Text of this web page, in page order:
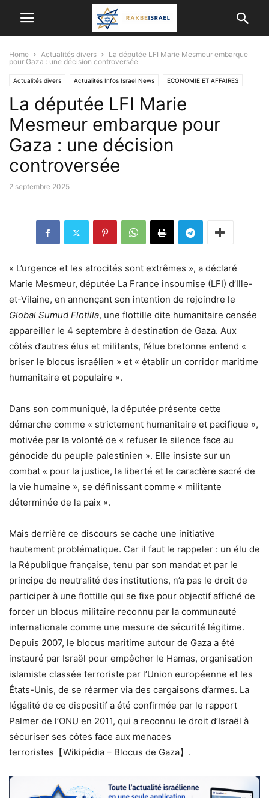
Home Actualités divers
La députée LFI Marie Mesmeur embarque
pour Gaza : une décision controversée
Actualités divers Actualités Infos Israel News ECONOMIE ET ​​AFFAIRES
La députée LFI Marie
Mesmeur embarque pour
Gaza : une décision
controversée
2 septembre 2025
« L’urgence et les atrocités sont extrêmes », a déclaré
Marie Mesmeur, députée La France insoumise (LFI) d’Ille-
et-Vilaine, en annonçant son intention de rejoindre le
Global Sumud Flotilla, une flottille dite humanitaire censée
appareiller le 4 septembre à destination de Gaza. Aux
côtés d’autres élus et militants, l’élue bretonne entend «
briser le blocus israélien » et « établir un corridor maritime
humanitaire et populaire ».
Dans son communiqué, la députée présente cette
démarche comme « strictement humanitaire et pacifique »,
motivée par la volonté de « refuser le silence face au
génocide du peuple palestinien ». Elle insiste sur un
combat « pour la justice, la liberté et le caractère sacré de
la vie humaine », se définissant comme « militante
déterminée de la paix ».
Mais derrière ce discours se cache une initiative
hautement problématique. Car il faut le rappeler : un élu de
la République française, tenu par son mandat et par le
principe de neutralité des institutions, n’a pas le droit de
participer à une flottille qui se fixe pour objectif affiché de
forcer un blocus militaire reconnu par la communauté
internationale comme une mesure de sécurité légitime.
Depuis 2007, le blocus maritime autour de Gaza a été
instauré par Israël pour empêcher le Hamas, organisation
islamiste classée terroriste par l’Union européenne et les
États-Unis, de se réarmer via des cargaisons d’armes. La
légalité de ce dispositif a été confirmée par le rapport
Palmer de l’ONU en 2011, qui a reconnu le droit d’Israël à
sécuriser ses côtes face aux menaces
terroristes【Wikipédia – Blocus de Gaza】.